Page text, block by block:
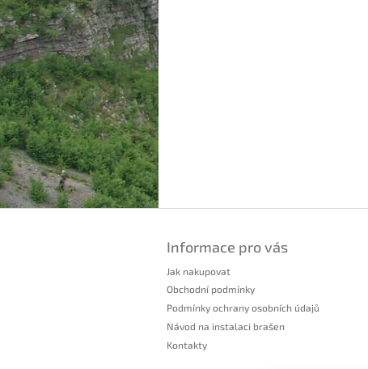
Informace pro vás
Jak nakupovat
Obchodní podmínky
Podmínky ochrany osobních údajů
Návod na instalaci brašen
Kontakty